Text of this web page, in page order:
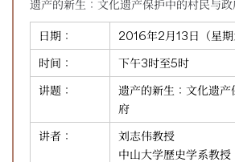
遗产的新生：文化遗产保护中的村民与政
日期：
2016年2月13日（星期
时间：
下午3时至5时
讲题：
遗产的新生：文化遗
府
讲者：
刘志伟教授
中山大学歷史学系教授